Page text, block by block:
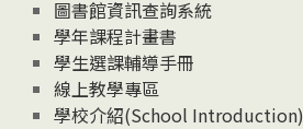
圖書館資訊查詢系統
學年課程計畫書
學生選課輔導手冊
線上教學專區
學校介紹(School Introduction)